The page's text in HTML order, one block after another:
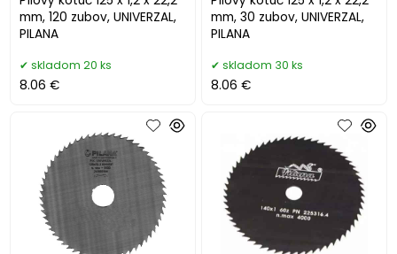
mm, 120 zubov, UNIVERZAL,
PILANA
skladom 20 ks
8.06 €
mm, 30 zubov, UNIVERZAL,
PILANA
skladom 30 ks
8.06 €